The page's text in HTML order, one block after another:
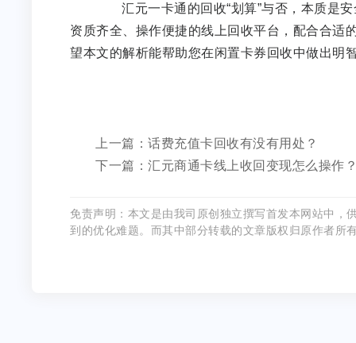
汇元一卡通的回收“划算”与否，本质是安
资质齐全、操作便捷的线上回收平台，配合合适
望本文的解析能帮助您在闲置卡券回收中做出
上一篇：话费充值卡回收有没有用处？
下一篇：汇元商通卡线上收回变现怎么操作
免责声明：本文是由我司原创独立撰写首发本网站中，
到的优化难题。而其中部分转载的文章版权归原作者所